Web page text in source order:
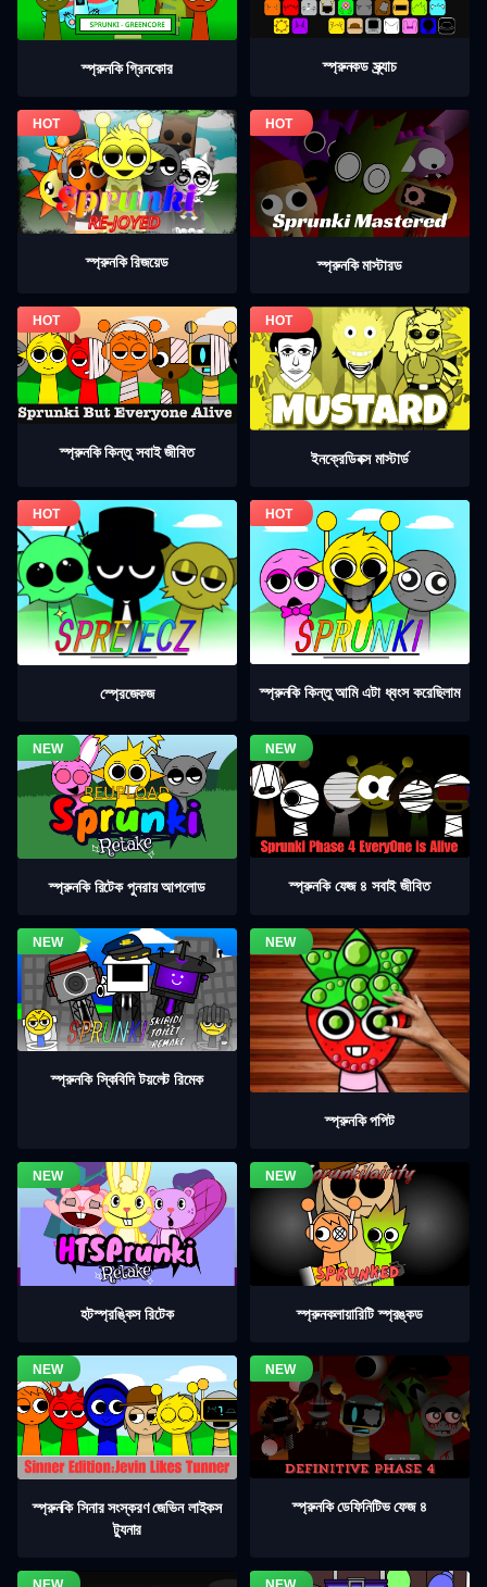
স্প্রুনকি গ্রিনকোর স্প্রুনকড স্ক্র্যাচ
স্প্রুনকি রিজয়েড স্প্রুনকি মাস্টারড
স্প্রুনকি কিন্তু সবাই জীবিত ইনক্রেডিবক্স মাস্টার্ড
স্প্রেজেকজ স্প্রুনকি কিন্তু আমি এটা ধ্বংস করেছিলাম
স্প্রুনকি রিটেক পুনরায় আপলোড স্প্রুনকি ফেজ ৪ সবাই জীবিত
স্প্রুনকি স্কিবিদি টয়লেট রিমেক
স্প্রুনকি পপিট
হটস্প্রঙ্কিস রিটেক স্প্রুনকলায়ারিটি স্প্রঙ্কড
স্প্রুনকি সিনার সংস্করণ জেভিন লাইকস
ট্যুনার
স্প্রুনকি ডেফিনিটিভ ফেজ ৪